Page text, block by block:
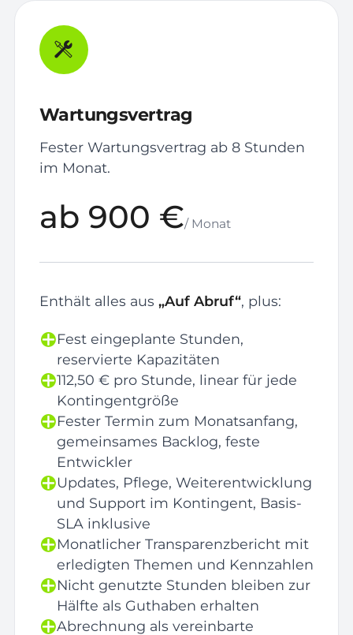
Wartungsvertrag
Fester Wartungsvertrag ab 8 Stunden
im Monat.
ab 900 €/ Monat
Enthält alles aus „Auf Abruf“, plus:
Fest eingeplante Stunden,
reservierte Kapazitäten
112,50 € pro Stunde, linear für jede
Kontingentgröße
Fester Termin zum Monatsanfang,
gemeinsames Backlog, feste
Entwickler
Updates, Pflege, Weiterentwicklung
und Support im Kontingent, Basis-
SLA inklusive
Monatlicher Transparenzbericht mit
erledigten Themen und Kennzahlen
Nicht genutzte Stunden bleiben zur
Hälfte als Guthaben erhalten
Abrechnung als vereinbarte